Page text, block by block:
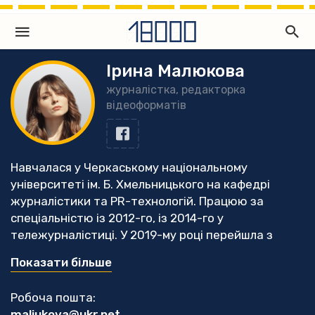
Ірина Малюкова
журналістка, редакторка
відеоформатів
Навчалася у Черкаському національному
університеті ім. Б. Хмельницького на кафедрі
журналістики та PR-технологій. Працюю за
спеціальністю із 2012-го, із 2014-го у
тележурналістиці. У 2019-му році перейшла з
регіонального телеканалу - у незалежне медіа
Відтоді пройшла низку тренінгів і курс
Показати більше
Робоча пошта: